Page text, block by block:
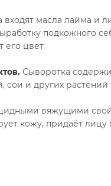
входят масла лайма и
подкожного
его цвет
Сыворотка
и других растений
вяжущими
кожу, придаёт лицу